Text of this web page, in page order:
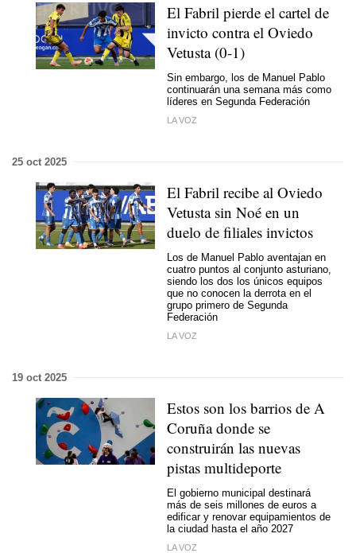
El Fabril pierde el cartel de
invicto contra el Oviedo
Vetusta (0-1)
Sin embargo, los de Manuel Pablo
continuarán una semana más como
líderes en Segunda Federación
LA VOZ
25 oct 2025
El Fabril recibe al Oviedo
Vetusta sin Noé en un
duelo de filiales invictos
Los de Manuel Pablo aventajan en
cuatro puntos al conjunto asturiano,
siendo los dos los únicos equipos
que no conocen la derrota en el
grupo primero de Segunda
Federación
LA VOZ
19 oct 2025
Estos son los barrios de A
Coruña donde se
construirán las nuevas
pistas multideporte
El gobierno municipal destinará
más de seis millones de euros a
edificar y renovar equipamientos de
la ciudad hasta el año 2027
LA VOZ